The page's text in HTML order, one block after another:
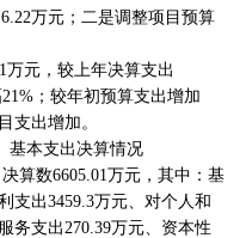
万元；二是调整项目预算
万元，较上年决算支出
；较年初预算支出增加
支出增加。
基本支出决算情况
算数6605.01万元，其中：基
支出3459.3万元、对个人和
务支出270.39万元、资本性